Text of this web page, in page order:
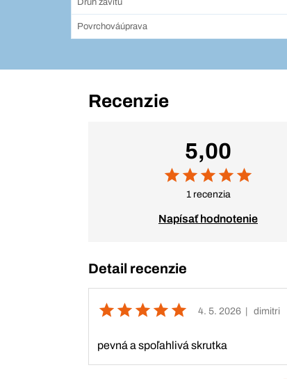
Druh závitu
Povrchováúprava
Recenzie
5,00
1 recenzia
Napísať hodnotenie
Detail recenzie
4. 5. 2026 | dimitri
pevná a spoľahlivá skrutka